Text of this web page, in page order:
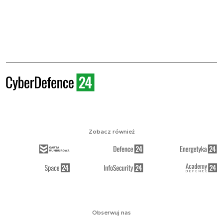
Obserwuj nas
Zobacz również